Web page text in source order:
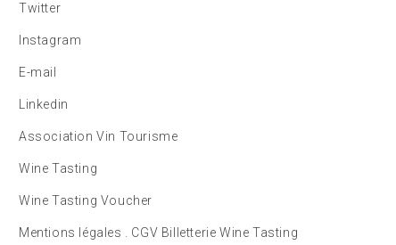
Twitter
Instagram
E-mail
Linkedin
Association Vin Tourisme
Wine Tasting
Wine Tasting Voucher
Mentions légales . CGV Billetterie Wine Tasting